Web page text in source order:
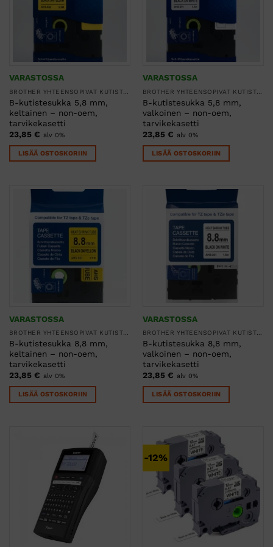
VARASTOSSA
B-kutistesukka 5,8 mm,
keltainen – non-oem,
tarvikekasetti
23,85 € alv 0%
LISÄÄ OSTOSKORIIN
VARASTOSSA
B-kutistesukka 5,8 mm,
valkoinen – non-oem,
tarvikekasetti
23,85 € alv 0%
LISÄÄ OSTOSKORIIN
VARASTOSSA
BROTHER YHTEENSOPIVAT KUTISTESUKAT
B-kutistesukka 8,8 mm,
keltainen – non-oem,
tarvikekasetti
23,85 € alv 0%
LISÄÄ OSTOSKORIIN
VARASTOSSA
BROTHER YHTEENSOPIVAT KUTISTESUKAT
B-kutistesukka 8,8 mm,
valkoinen – non-oem,
tarvikekasetti
23,85 € alv 0%
LISÄÄ OSTOSKORIIN
-12%